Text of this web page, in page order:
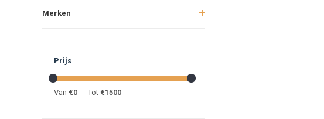
Merken
Prijs
Van €0 Tot €1500